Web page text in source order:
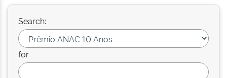
Search:
for